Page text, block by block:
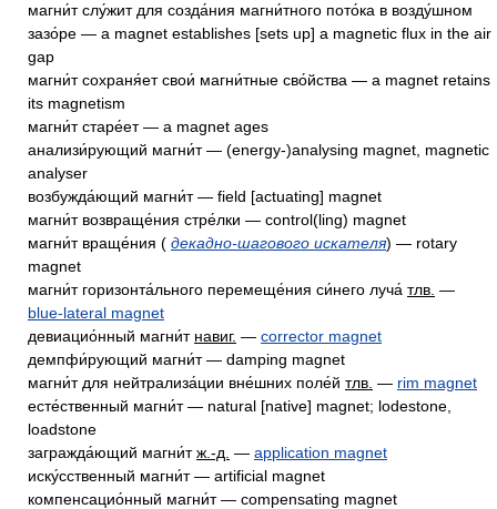
магни́т слу́жит для созда́ния магни́тного пото́ка в возду́шном
зазо́ре — a magnet establishes [sets up] a magnetic flux in the air
gap
магни́т сохраня́ет свои́ магни́тные сво́йства — a magnet retains
its magnetism
магни́т старе́ет — a magnet ages
анализи́рующий магни́т — (energy-)analysing magnet, magnetic
analyser
возбужда́ющий магни́т — field [actuating] magnet
магни́т возвраще́ния стре́лки — control(ling) magnet
магни́т враще́ния ( декадно-шагового искателя) — rotary
magnet
магни́т горизонта́льного перемеще́ния си́него луча́ тлв. —
blue-lateral magnet
девиацио́нный магни́т навиг. — corrector magnet
демпфи́рующий магни́т — damping magnet
магни́т для нейтрализа́ции вне́шних поле́й тлв. — rim magnet
есте́ственный магни́т — natural [native] magnet; lodestone,
loadstone
загражда́ющий магни́тж.-д. — application magnet
иску́сственный магни́т — artificial magnet
компенсацио́нный магни́т — compensating magnet